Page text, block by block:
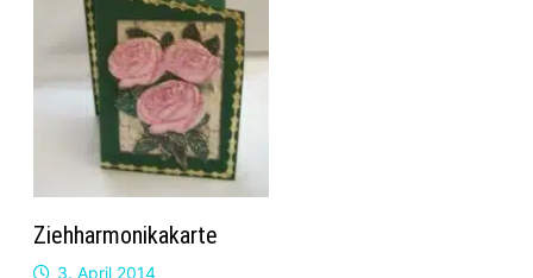
Ziehharmonikakarte
3. April 2014